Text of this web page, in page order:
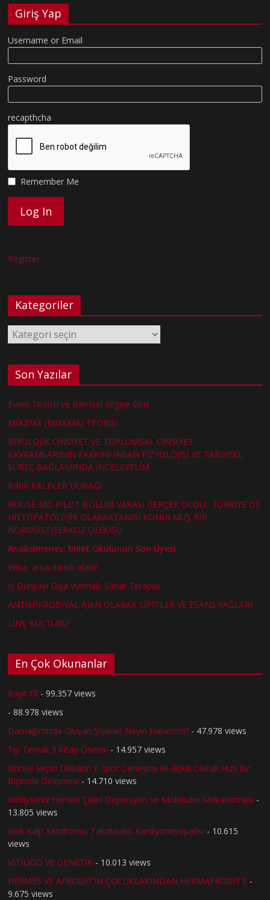
Giriş Yap
Username or Email
Password
recapthcha
Remember Me
Register
Kategoriler
Kategoriler
Son Yazılar
Evrim Teorisi ve Bilimsel Bilgiye Giriş
MİAZMA (MIASMA) TEORİSİ
BİYOLOJİK CİNSİYET VE TOPLUMSAL CİNSİYET
KAVRAMLARININ FARKINI İNSAN FİZYOLOJİSİ VE TARİHSEL
SÜREÇ BAĞLAMINDA İNCELEYELİM
KIRIK KALPLER DURAĞI
HOUSE MD PİLOT BÖLÜM VAKASI GERÇEK OLDU : TÜRKİYE´DE
HİSTOPATOLOJİK OLARAKTANISI KONULMUŞ BİR
NÖROSİSTİSERKOZ OLGUSU
Anaksimenes: Milet Okulunun Son Üyesi
Veba, ama danslı olanı!
İç Dünyayı Dışa Vurmak: Sanat Terapisi
ANTİMİKROBİYAL AJAN OLARAK LİPİTLER VE ESANS YAĞLARI
LİNÇ KÜLTÜRÜ
En Çok Okunanlar
Kayıt Ol - 99.357 views
- 88.978 views
Damağımızda Oluşan Şişlikler Neyin Habercisi? - 47.978 views
Tıp Temalı 3 Kitap Önerisi - 14.957 views
Görsel Seçici Dikkatin E-spor Deneyimi ile İlişkili Olarak Hızlı Bir
Biçimde Gelişmesi - 14.710 views
Girdiyseniz Hemen Çıkın! Depresyon ve Moleküler Mekanizması -
13.805 views
Kırık Kalp Sendromu: Takotsubo Kardiyomiyopatisi - 10.615
views
VİTİLİGO VE GENETİK - 10.013 views
HERMES VE AFRODİT’İN ÇOCUKLARINDAN HERMAFRODİT’E -
9.675 views